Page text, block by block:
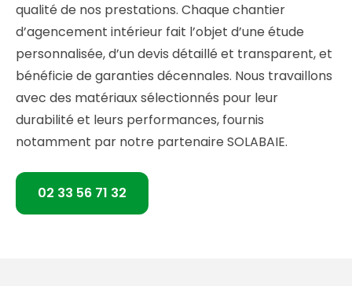
qualité de nos prestations. Chaque chantier
d’agencement intérieur fait l’objet d’une étude
personnalisée, d’un devis détaillé et transparent, et
bénéficie de garanties décennales. Nous travaillons
avec des matériaux sélectionnés pour leur
durabilité et leurs performances, fournis
notamment par notre partenaire SOLABAIE.
02 33 56 71 32